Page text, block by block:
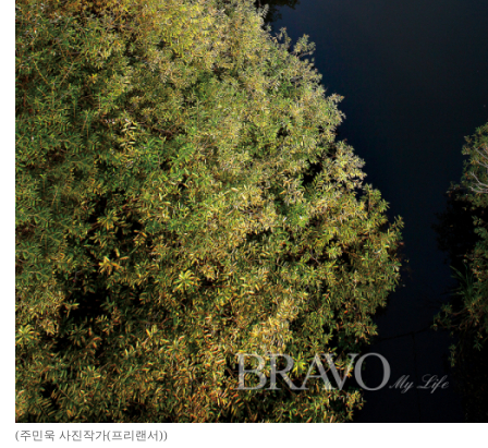
(주민욱 사진작가(프리랜서))